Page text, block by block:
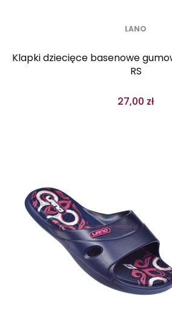
LANO
Klapki dziecięce basenowe gumowe KL-2-3060-M17
RS
27,00 zł